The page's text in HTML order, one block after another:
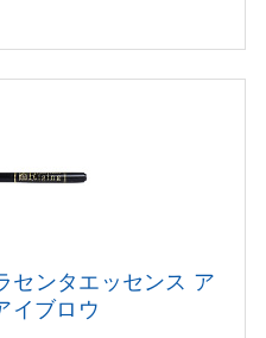
センタエッセンス ア
イブロウ